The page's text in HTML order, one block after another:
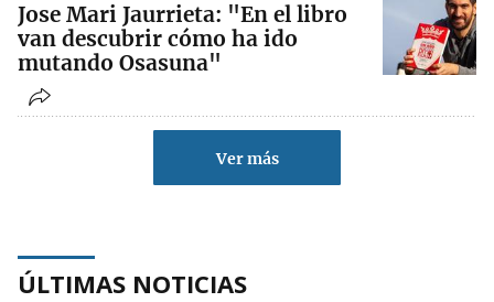
Jose Mari Jaurrieta: "En el libro
van descubrir cómo ha ido
mutando Osasuna"
Ver más
ÚLTIMAS NOTICIAS